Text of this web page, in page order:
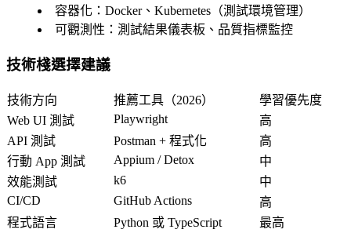
容器化 ：Docker、Kubernetes（測試環境管理）
可觀測性 ：測試結果儀表板、品質指標監控
技術棧選擇建議
技術方向 推薦工具（2026）
學習優先度
Web UI 測試
Playwright
高
API 測試
Postman + 程式化
高
行動 App 測試
Appium / Detox
中
效能測試
k6
中
CI/CD
GitHub Actions
高
程式語言
Python 或 TypeScript 最高